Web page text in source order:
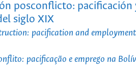
posconflicto: pacificación
siglo XIX
pacification and
pacificação e emprego na